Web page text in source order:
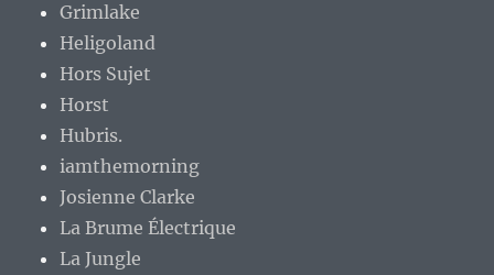
Grimlake
Heligoland
Hors Sujet
Horst
Hubris.
iamthemorning
Josienne Clarke
La Brume Électrique
La Jungle